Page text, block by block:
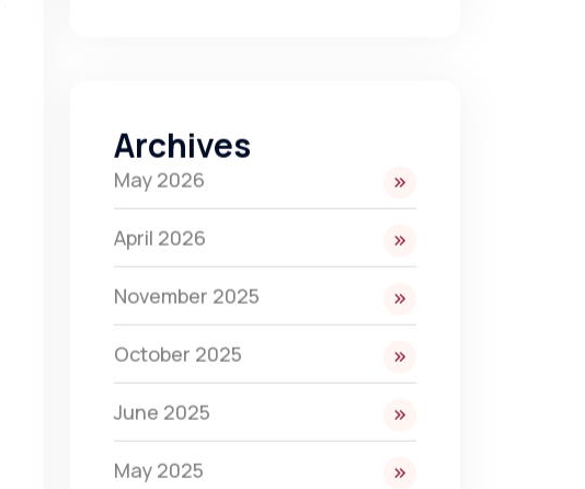
Archives
May 2026
April 2026
November 2025
October 2025
June 2025
May 2025